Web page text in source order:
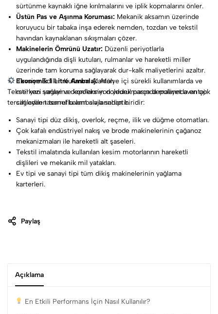
sürtünme kaynaklı iğne kırılmalarını ve iplik kopmalarını önler.
Üstün Pas ve Aşınma Koruması: Mekanik aksamın üzerinde
koruyucu bir tabaka inşa ederek nemden, tozdan ve tekstil
havından kaynaklanan sıkışmaları çözer.
Makinelerin Ömrünü Uzatır: Düzenli periyotlarla
uygulandığında dişli kutuları, rulmanlar ve hareketli miller
üzerinde tam koruma sağlayarak dur-kalk maliyetlerini azaltır.
Ekonomik 1 Litre Ambalaj:Atölye içi sürekli kullanımlarda ve
merkezi yağlama depolarının doldurulmasında maliyet avantajı
sağlayan tasarruflu ambalaja sahiptir.
Tavsiye Edilen Kullanım Alanları
Tekstil yan sanayi ve konfeksiyon yedek parça depolarında en çok
tercih edilen temel bakım sıvılarından biridir:
Sanayi tipi düz dikiş, overlok, reçme, ilik ve düğme otomatları.
Çok kafalı endüstriyel nakış ve brode makinelerinin çağanoz
mekanizmaları ile hareketli alt şaseleri.
Tekstil imalatında kullanılan kesim motorlarının hareketli
dişlileri ve mekanik mil yatakları.
Ev tipi ve sanayi tipi tüm dikiş makinelerinin yağlama
karterleri.
Paylaş
Açıklama
En Etkili Performans İçin Nasıl Kullanılır?